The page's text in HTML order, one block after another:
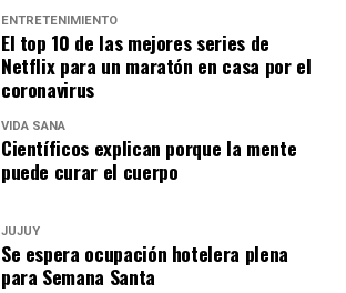
ENTRETENIMIENTO
El top 10 de las mejores series de
Netflix para un maratón en casa por el
coronavirus
VIDA SANA
Científicos explican porque la mente
puede curar el cuerpo
JUJUY
Se espera ocupación hotelera plena
para Semana Santa